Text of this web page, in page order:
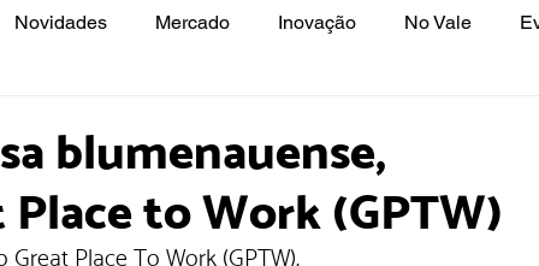
Novidades Mercado Inovação No Vale
blumenauense,
to Work (GPTW)
Great Place To Work (GPTW).